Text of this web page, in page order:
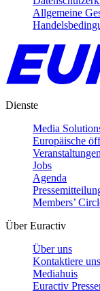
Allgemeine
Dienste
Media
Europäische
Veranstaltungen
Jobs
Agenda
Members’
Über Euractiv
Über uns
Kontaktiere uns
Mediahuis
Euractiv